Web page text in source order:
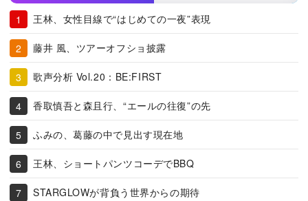
王林、女性目線で“はじめての一夜”表現
藤井 風、ツアーオフショ披露
歌声分析 Vol.20：BE:FIRST
香取慎吾と森且行、“エールの往復”の先
ふみの、葛藤の中で見出す現在地
王林、ショートパンツコーデでBBQ
STARGLOWが背負う世界からの期待